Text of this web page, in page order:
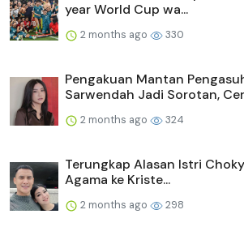
year World Cup wa...
2 months ago 330
Pengakuan Mantan
Sarwendah Jadi Sorotan,
2 months ago 324
Terungkap Alasan Istri
Agama ke Kriste...
2 months ago 298